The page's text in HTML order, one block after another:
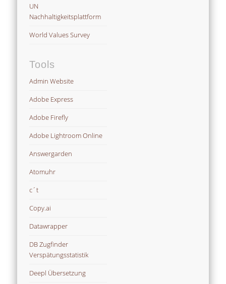
UN
Nachhaltigkeitsplattform
World Values Survey
Tools
Admin Website
Adobe Express
Adobe Firefly
Adobe Lightroom Online
Answergarden
Atomuhr
c´t
Copy.ai
Datawrapper
DB Zugfinder
Verspätungsstatistik
Deepl Übersetzung